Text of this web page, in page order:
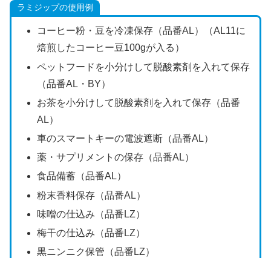
ラミジップの使用例
コーヒー粉・豆を冷凍保存（品番AL）（AL11に
焙煎したコーヒー豆100gが入る）
ペットフードを小分けして脱酸素剤を入れて保存
（品番AL・BY）
お茶を小分けして脱酸素剤を入れて保存（品番
AL）
車のスマートキーの電波遮断（品番AL）
薬・サプリメントの保存（品番AL）
食品備蓄（品番AL）
粉末香料保存（品番AL）
味噌の仕込み（品番LZ）
梅干の仕込み（品番LZ）
黒ニンニク保管（品番LZ）